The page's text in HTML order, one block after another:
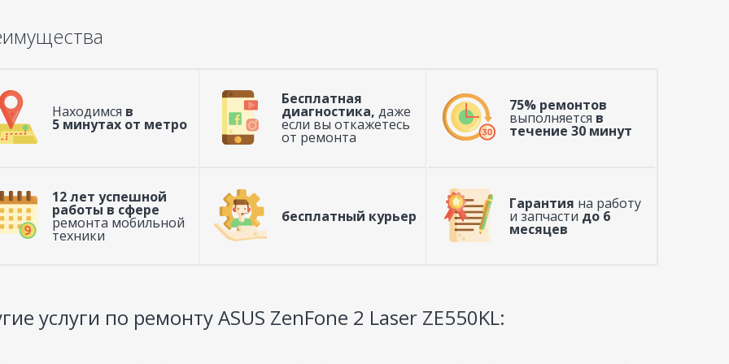
Находимся в
5 минутах от метро
Бесплатная
диагностика, даже
если вы откажетесь
от ремонта
75% ремонтов
выполняется в
течение 30 минут
12 лет успешной
работы в сфере
ремонта мобильной
техники
бесплатный курьер
Гарантия на работу
и запчасти до 6
месяцев
услуги по ремонту ASUS ZenFone 2 Laser ZE550KL: